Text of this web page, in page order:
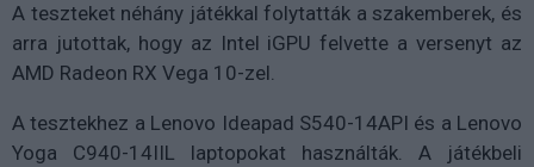
A teszteket néhány játékkal folytatták a szakemberek, és
arra jutottak, hogy az Intel iGPU felvette a versenyt az
AMD Radeon RX Vega 10-zel.
A tesztekhez a Lenovo Ideapad S540-14API és a Lenovo
Yoga C940-14IIL laptopokat használták. A játékbeli